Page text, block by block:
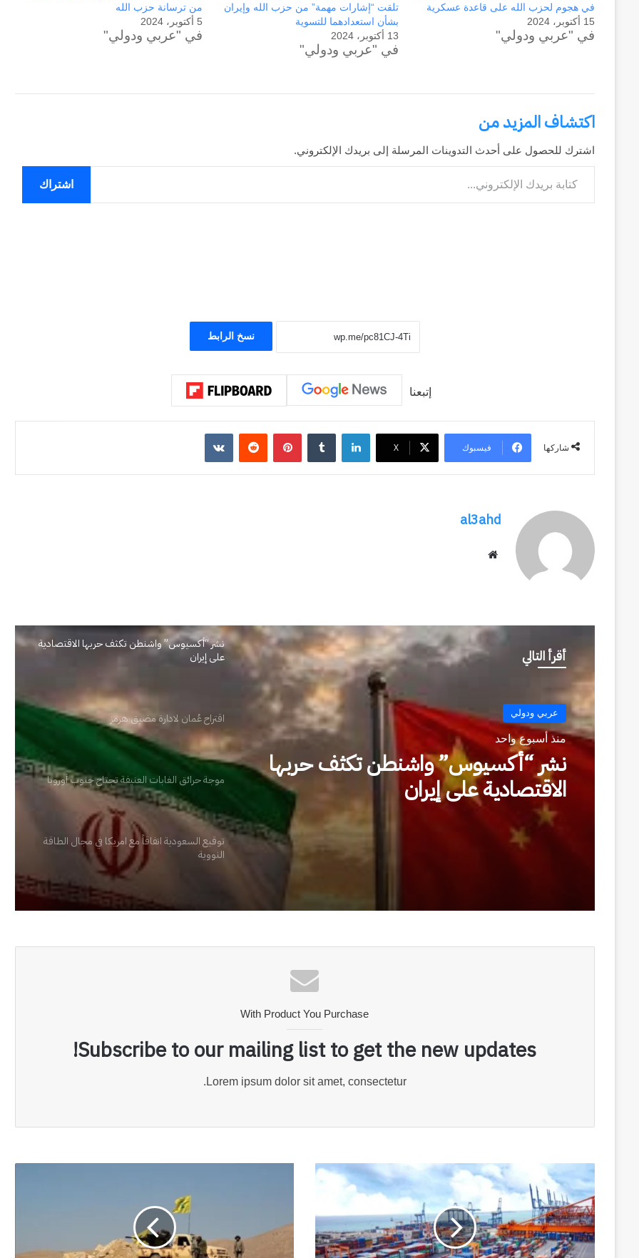
في هجوم لحزب الله على قاعدة عسكرية
15 أكتوبر، 2024
في "عربي ودولي"
تلقت “إشارات مهمة” من حزب الله وإيران
بشأن استعدادهما للتسوية
13 أكتوبر، 2024
في "عربي ودولي"
من ترسانة حزب الله
5 أكتوبر، 2024
في "عربي ودولي"
اكتشاف المزيد من
اشترك للحصول على أحدث التدوينات المرسلة إلى بريدك الإلكتروني.
كتابة بريدك الإلكتروني...
اشتراك
نسخ الرابط
إتبعنا
شاركها فيسبوك ‫X
لينكدإن
‏Tumblr بينتيريست
‏Reddit
‏VKontakte
al3ahd
أقرأ التالي
عربي ودولي
منذ أسبوع واحد
اقتراح عُمان لادارة مضيق هرمز
نشر “أكسيوس” واشنطن تكثف حربها الاقتصادية
على إيران
اقتراح عُمان لادارة مضيق هرمز
موجة حرائق الغابات العنيفة تجتاح جنوب أوروبا
توقيع السعودية اتفاقاً مع امريكا في مجال الطاقة
النووية
With Product You Purchase
Subscribe to our mailing list to get the new updates!
Lorem ipsum dolor sit amet, consectetur.
السعودية
تحقق
نمواً
في
الصادرات
حزب
وكالة
الـ
وإعادة الحسابات
حربين
الحرب حربين والضربة القاضية (٣)